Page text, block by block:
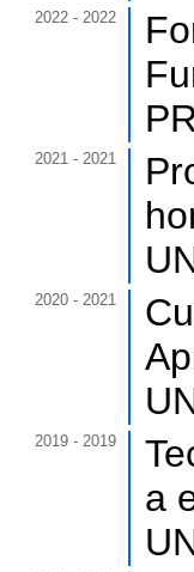
2022 - 2022
2021 - 2021
2020 - 2021
2019 - 2019
a